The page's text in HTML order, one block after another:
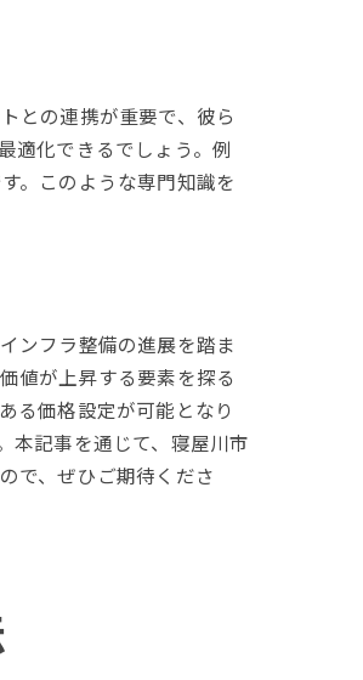
との連携が重要で、彼ら
適化できるでしょう。例
。このような専門知識を
ンフラ整備の進展を踏ま
値が上昇する要素を探る
る価格設定が可能となり
本記事を通じて、寝屋川市
で、ぜひご期待くださ